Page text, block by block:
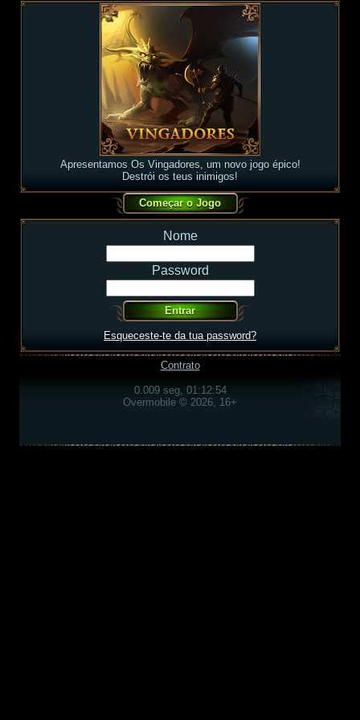
Apresentamos Os Vingadores, um novo jogo épico!
Destrói os teus inimigos!
Nome
Password
Esqueceste-te da tua password?
Contrato
0.009 seg, 01:12:54
Overmobile © 2026, 16+